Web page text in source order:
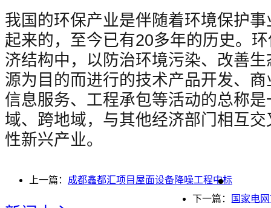
我国的环保产业是伴随着环境保护
起来的，至今已有20多年的历史。
济结构中，以防治环境污染、改善
源为目的而进行的技术产品开发、
信息服务、工程承包等活动的总称
域、跨地域，与其他经济部门相互
性新兴产业。
上一篇： 成都鑫都汇项目屋面设备降噪工程中标
下一篇：
国家电